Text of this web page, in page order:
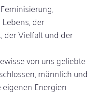
der
der Vielfalt und der
von uns geliebte
männlich und
Energien